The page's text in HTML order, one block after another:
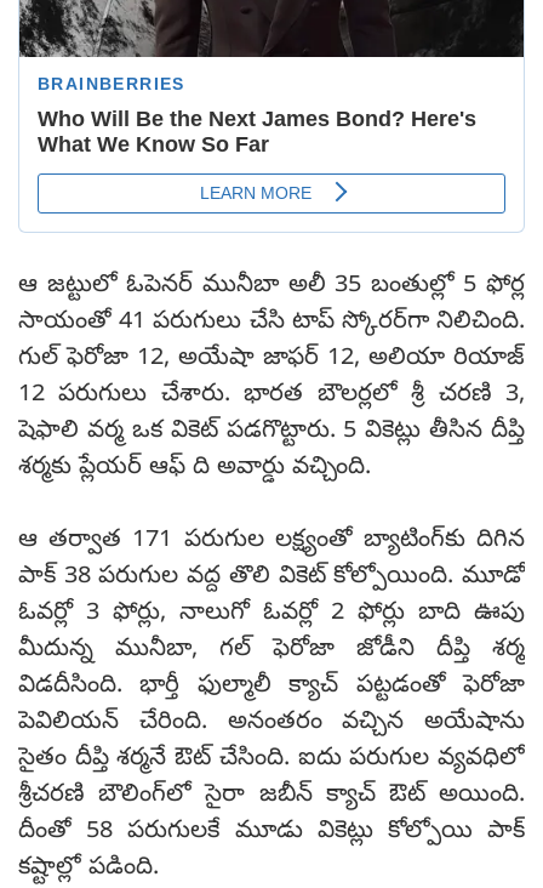
ఆ జట్టులో ఓపెనర్ మునీబా అలీ 35 బంతుల్లో 5 ఫోర్ల
సాయంతో 41 పరుగులు చేసి టాప్ స్కోరర్‌గా నిలిచింది.
గుల్ ఫెరోజా 12, అయేషా జాఫర్ 12, అలియా రియాజ్
12 పరుగులు చేశారు. భారత బౌలర్లలో శ్రీ చరణి 3,
షెఫాలి వర్మ ఒక వికెట్ పడగొట్టారు. 5 వికెట్లు తీసిన దీప్తి
శర్మకు ప్లేయర్‌ ఆఫ్‌ ది అవార్డు వచ్చింది.
ఆ తర్వాత 171 పరుగుల లక్ష్యంతో బ్యాటింగ్‌కు దిగిన
పాక్‌ 38 పరుగుల వద్ద తొలి వికెట్‌ కోల్పోయింది. మూడో
ఓవర్లో 3 ఫోర్లు, నాలుగో ఓవర్లో 2 ఫోర్లు బాది ఊపు
మీదున్న మునీబా, గల్‌ ఫెరోజా జోడీని దీప్తి శర్మ
విడదీసింది. భార్తీ ఫుల్మాలీ క్యాచ్‌ పట్టడంతో ఫెరోజా
పెవిలియన్‌ చేరింది. అనంతరం వచ్చిన అయేషాను
సైతం దీప్తి శర్మనే ఔట్‌ చేసింది. ఐదు పరుగుల వ్యవధిలో
శ్రీచరణి బౌలింగ్‌లో సైరా జబీన్‌ క్యాచ్‌ ఔట్‌ అయింది.
దీంతో 58 పరుగులకే మూడు వికెట్లు కోల్పోయి పాక్‌
కష్టాల్లో పడింది.